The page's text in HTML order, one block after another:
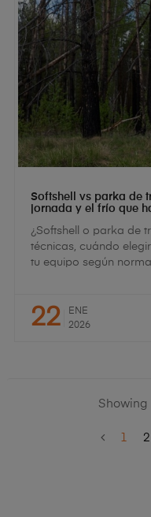
Softshell vs parka de
jornada y el frío que
¿Softshell o parka de
técnicas, cuándo
tu equipo según
22
ENE
2026
Showing
1 2